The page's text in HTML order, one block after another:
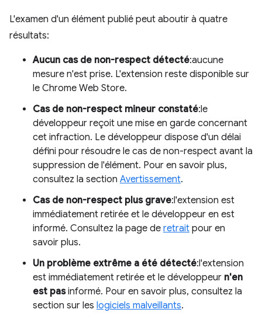
L'examen d'un élément publié peut aboutir à quatre
résultats:
Aucun cas de non-respect détecté:aucune
mesure n'est prise. L'extension reste disponible sur
le Chrome Web Store.
Cas de non-respect mineur constaté:le
développeur reçoit une mise en garde concernant
cet infraction. Le développeur dispose d'un délai
défini pour résoudre le cas de non-respect avant la
suppression de l'élément. Pour en savoir plus,
consultez la section Avertissement.
Cas de non-respect plus grave:l'extension est
immédiatement retirée et le développeur en est
informé. Consultez la page de retrait pour en
savoir plus.
Un problème extrême a été détecté:l'extension
est immédiatement retirée et le développeur n'en
est pasinformé. Pour en savoir plus, consultez la
section sur les logiciels malveillants.